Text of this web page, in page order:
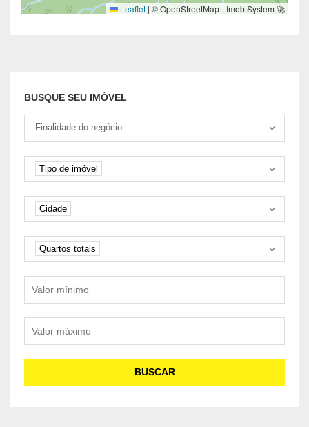
Leaflet | © OpenStreetMap - Imob System 🚀
BUSQUE SEU IMÓVEL
Tipo negociação
Finalidade do negócio
Tipo de imóvel
Tipo de imóvel
Cidade
Cidade
Quartos
Quartos totais
BUSCAR